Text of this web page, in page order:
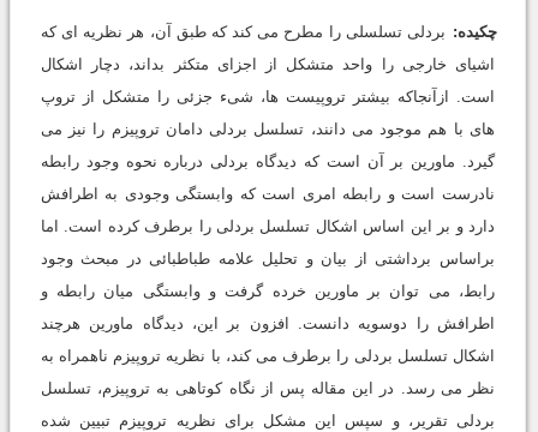
چکیده: بردلی تسلسلی را مطرح می کند که طبق آن، هر نظریه ای که
اشیای خارجی را واحد متشکل از اجزای متکثر بداند، دچار اشکال
است. ازآنجاکه بیشتر تروپیست ها، شیء جزئی را متشکل از تروپ
های با هم موجود می دانند، تسلسل بردلی دامان تروپیزم را نیز می
گیرد. ماورین بر آن است که دیدگاه بردلی درباره نحوه وجود رابطه
نادرست است و رابطه امری است که وابستگی وجودی به اطرافش
دارد و بر این اساس اشکال تسلسل بردلی را برطرف کرده است. اما
براساس برداشتی از بیان و تحلیل علامه طباطبائی در مبحث وجود
رابط، می توان بر ماورین خرده گرفت و وابستگی میان رابطه و
اطرافش را دوسویه دانست. افزون بر این، دیدگاه ماورین هرچند
اشکال تسلسل بردلی را برطرف می کند، با نظریه تروپیزم ناهمراه به
نظر می رسد. در این مقاله پس از نگاه کوتاهی به تروپیزم، تسلسل
بردلی تقریر، و سپس این مشکل برای نظریه تروپیزم تبیین شده